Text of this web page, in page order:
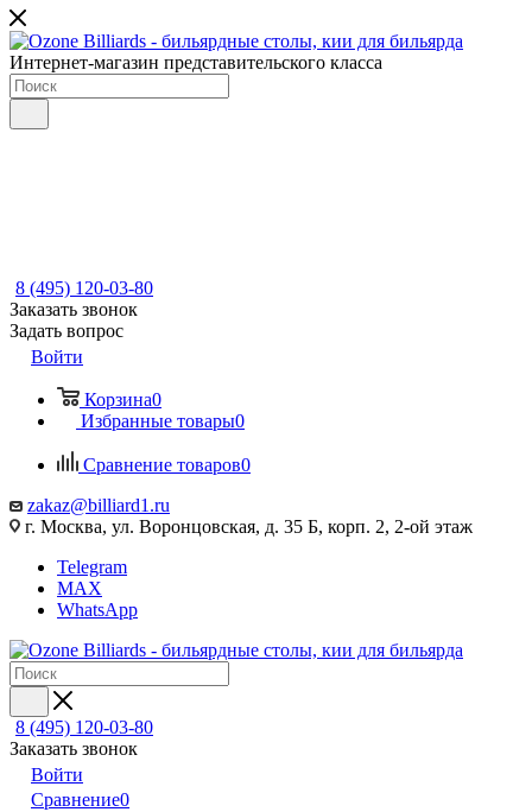
Интернет-магазин представительского класса
8 (495) 120-03-80
Заказать звонок
Задать вопрос
Войти
Корзина0
Избранные товары0
Сравнение товаров0
zakaz@billiard1.ru
г. Москва, ул. Воронцовская, д. 35 Б, корп. 2, 2-ой этаж
Telegram
MAX
WhatsApp
8 (495) 120-03-80
Заказать звонок
Войти
Сравнение0